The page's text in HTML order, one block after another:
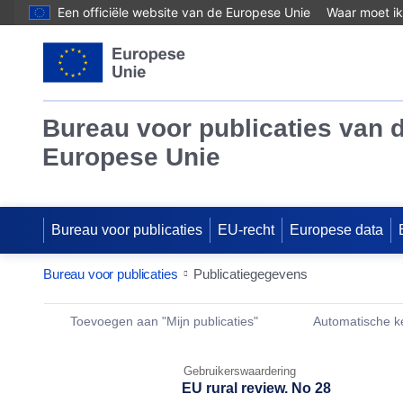
Een officiële website van de Europese Unie Waar moet
Bureau voor publicaties van
Europese Unie
Bureau voor publicaties EU-recht Europese data
Bureau voor publicaties Publicatiegegevens
Publication Detail Actions Portlet
Toevoegen aan "Mijn publicaties" Automatische
Gebruikerswaardering
EU rural review. No 28